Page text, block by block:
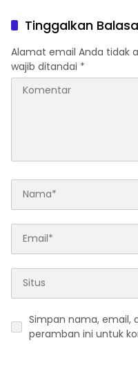
Tinggalkan
Alamat email Anda tidak
wajib ditandai *
Simpan nama, email,
peramban ini untuk